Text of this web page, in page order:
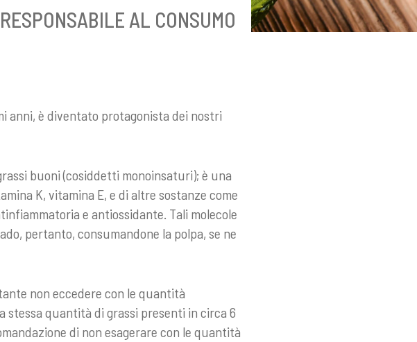
AL CONSUMO
anni, è diventato protagonista dei nostri
buoni (cosiddetti monoinsaturi); è una
K, vitamina E, e di altre sostanze come
e antiossidante. Tali molecole
pertanto, consumandone la polpa, se ne
non eccedere con le quantità
stessa quantità di grassi presenti in circa 6
di non esagerare con le quantità